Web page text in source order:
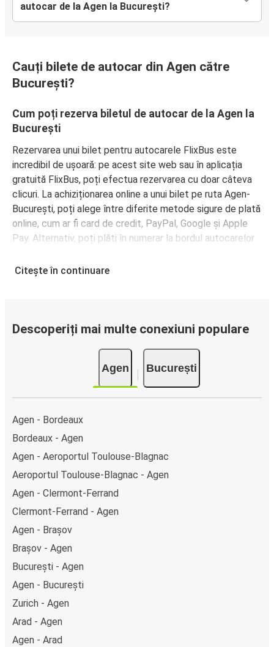
autocar de la Agen la București?
Cauți bilete de autocar din Agen către
București?
Cum poți rezerva biletul de autocar de la Agen la
București
Rezervarea unui bilet pentru autocarele FlixBus este
incredibil de ușoară: pe acest site web sau în aplicația
gratuită FlixBus, poți efectua rezervarea cu doar câteva
clicuri. La achiziționarea online a unui bilet pe ruta Agen-
București, poți alege între diferite metode sigure de plată
online, cum ar fi card de credit, PayPal, Google și Apple
Pay. Alternativ, poți plăti în numerar la bordul autocarelor
Citește în continuare
Descoperiți mai multe conexiuni populare
Agen București
Agen - Bordeaux
Bordeaux - Agen
Agen - Aeroportul Toulouse-Blagnac
Aeroportul Toulouse-Blagnac - Agen
Agen - Clermont-Ferrand
Clermont-Ferrand - Agen
Agen - Brașov
Brașov - Agen
București - Agen
Agen - București
Zurich - Agen
Arad - Agen
Agen - Arad